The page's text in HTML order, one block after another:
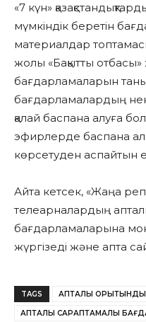
«7 күн»
мүмкіндік беретін
материалдар
жолы «Бақытты
бағдарламаларын
бағдарламалардың
қалай баспана алуға
эфирлерде баспана
көрсетуден аспайтын
Айта кетсек, «Жаңа
телеарналардың
бағдарламаларына
жүргізеді және апта
TAGS АПТАЛЫҚ
АПТАЛЫҚ САРАПТАМАЛЫҚ